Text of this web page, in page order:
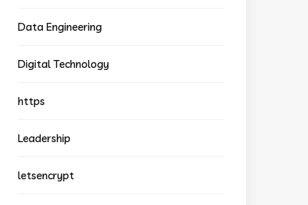
Data Engineering
Digital Technology
https
Leadership
letsencrypt